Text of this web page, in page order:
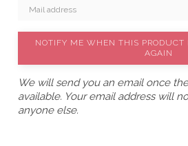
NOTIFY ME WHEN THIS PRODUCT
AGAIN
We will send you an email once
available. Your email address will
anyone else.